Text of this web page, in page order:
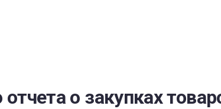
о закупках